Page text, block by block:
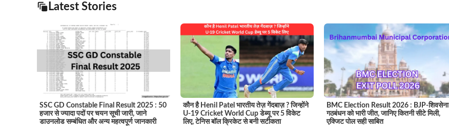
Latest Stories
SSC GD Constable Final Result 2025 : 50
हजार से ज्यादा पदों पर चयन सूची जारी, जाने
डाउनलोड सम्बंधित और अन्य महत्वपूर्ण जानकारी
कौन है Henil Patel भारतीय तेज़ गेंदबाज़ ? जिन्होंने
U-19 Cricket World Cup डेब्यू पर 5 विकेट
लिए, टेनिस बॉल क्रिकेट से बनी सटीकता
BMC Election Result 2026 : BJP-शिवसेना
गठबंधन को भारी जीत, जानिए कितनी सीटे मिली,
एक्जिट पोल सही साबित